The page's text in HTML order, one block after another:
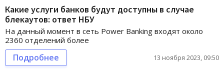
Какие услуги банков будут доступны в случае
блекаутов: ответ НБУ
На данный момент в сеть Power Banking входят около
2360 отделений более
Подробнее 13 ноября 2023, 09:50